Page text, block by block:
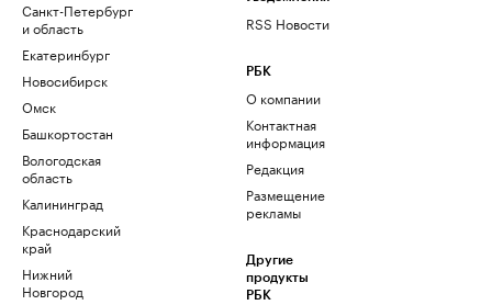
Санкт-Петербург
и область
Екатеринбург
Новосибирск
Омск
Башкортостан
Вологодская
область
Калининград
Краснодарский
край
Нижний
Новгород
RSS Новости
РБК
О компании
Контактная
информация
Редакция
Размещение
рекламы
Другие
продукты
РБК